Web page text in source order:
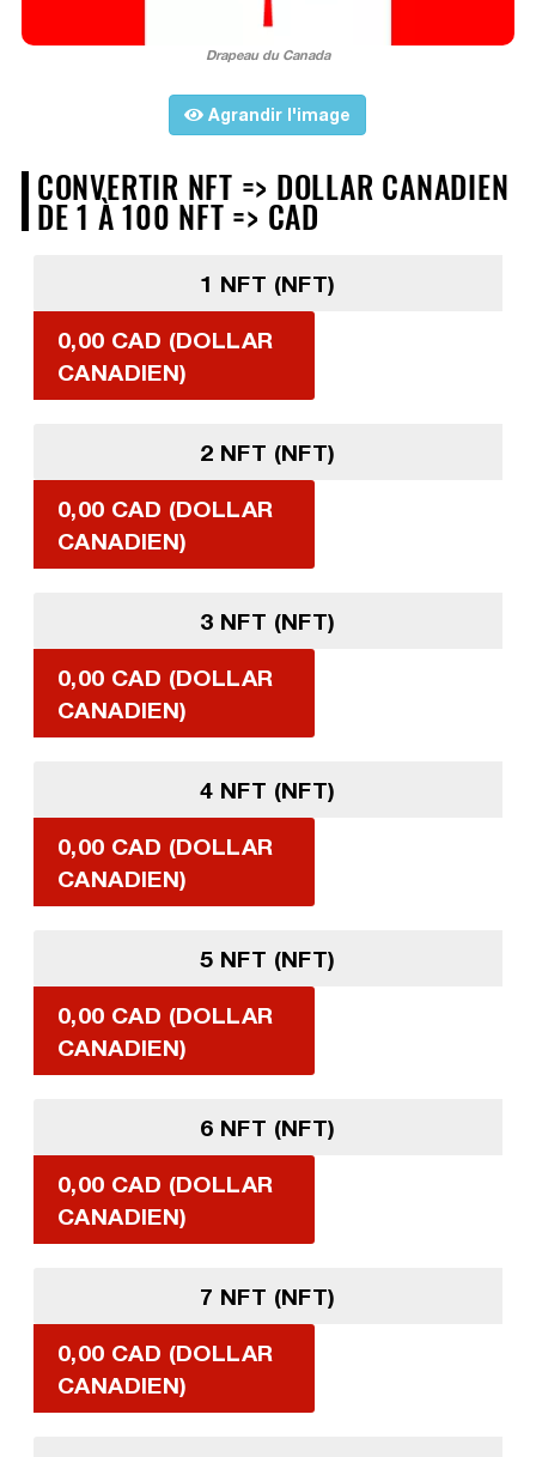
Drapeau du Canada
Agrandir l'image
CONVERTIR NFT => DOLLAR CANADIEN
DE 1 À 100 NFT => CAD
1 NFT (NFT)
0,00 CAD (DOLLAR
CANADIEN)
2 NFT (NFT)
0,00 CAD (DOLLAR
CANADIEN)
3 NFT (NFT)
0,00 CAD (DOLLAR
CANADIEN)
4 NFT (NFT)
0,00 CAD (DOLLAR
CANADIEN)
5 NFT (NFT)
0,00 CAD (DOLLAR
CANADIEN)
6 NFT (NFT)
0,00 CAD (DOLLAR
CANADIEN)
7 NFT (NFT)
0,00 CAD (DOLLAR
CANADIEN)